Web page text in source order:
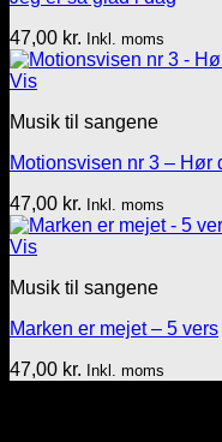
47,00 kr. Inkl. moms
Vis
Musik til sangene
Motionsvisen nr 3 –
47,00 kr. Inkl. moms
Vis
Musik til sangene
Marken er mejet – 5 vers
47,00 kr. Inkl. moms